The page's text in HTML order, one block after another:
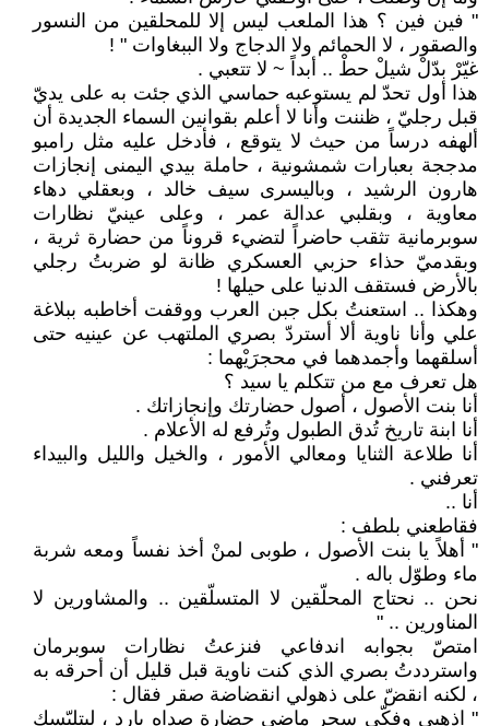
" فين فين ؟ هذا الملعب ليس إلا للمحلقين من النسور
والصقور ، لا الحمائم ولا الدجاج ولا الببغاوات " !
غيّرْ بدّلْ شيلْ حطْ .. أبداً ~ لا تتعبي .
هذا أول تحدّ لم يستوعبه حماسي الذي جئت به على يديّ
قبل رجليّ ، ظننت وأنا لا أعلم بقوانين السماء الجديدة أن
ألهفه درساً من حيث لا يتوقع ، فأدخل عليه مثل رامبو
مدججة بعبارات شمشونية ، حاملة بيدي اليمنى إنجازات
هارون الرشيد ، وباليسرى سيف خالد ، وبعقلي دهاء
معاوية ، وبقلبي عدالة عمر ، وعلى عينيّ نظارات
سوبرمانية تثقب حاضراً لتضيء قروناً من حضارة ثرية ،
وبقدميّ حذاء حزبي العسكري ظانة لو ضربتُ رجلي
بالأرض فستقف الدنيا على حيلها !
وهكذا .. استعنتُ بكل جبن العرب ووقفت أخاطبه ببلاغة
علي وأنا ناوية ألا أستردّ بصري الملتهب عن عينيه حتى
أسلقهما وأجمدهما في محجرَيْهما :
هل تعرف مع من تتكلم يا سيد ؟
أنا بنت الأصول ، أصول حضارتك وإنجازاتك .
أنا ابنة تاريخ تُدق الطبول وتُرفع له الأعلام .
أنا طلاعة الثنايا ومعالي الأمور ، والخيل والليل والبيداء
تعرفني .
أنا ..
فقاطعني بلطف :
" أهلاً يا بنت الأصول ، طوبى لمنْ أخذ نفساً ومعه شربة
ماء وطوّل باله .
نحن .. نحتاج المحلّقين لا المتسلّقين .. والمشاورين لا
المناورين .. "
امتصّ بجوابه اندفاعي فنزعتُ نظارات سوبرمان
واسترددتُ بصري الذي كنت ناوية قبل قليل أن أحرقه به
، لكنه انقضّ على ذهولي انقضاضة صقر فقال :
" اذهبي وفكّي سحر ماضي حضارة صداه بارد ، ليتلبّسكِ